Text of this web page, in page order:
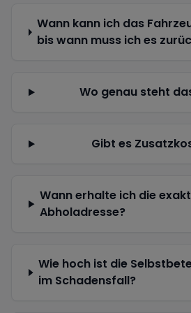
Wann kann ich das
bis wann muss ich es
Wo genau steht
Gibt es
Wann erhalte ich die
Abholadresse?
Wie hoch ist die
im Schadensfall?